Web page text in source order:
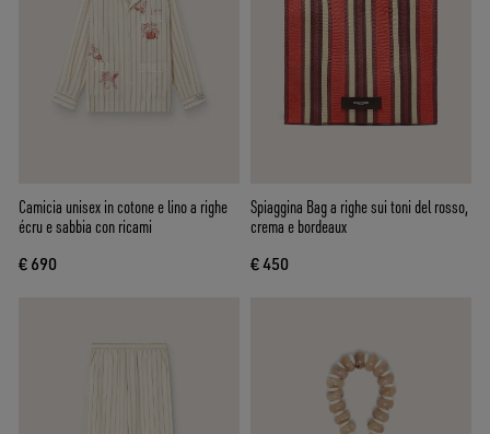
Camicia unisex in cotone e lino a righe
écru e sabbia con ricami
€ 690
Spiaggina Bag a righe sui toni del rosso,
crema e bordeaux
€ 450